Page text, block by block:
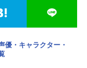
優・キャラクター・